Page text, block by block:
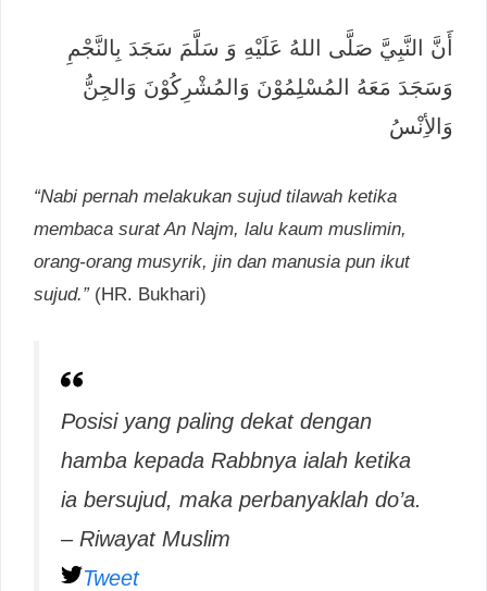
أَنَّ النَّبِيَّ صَلَّى اللهُ عَلَيْهِ وَ سَلَّمَ سَجَدَ بِالنَّجْمِ
وَسَجَدَ مَعَهُ المُسْلِمُوْنَ وَالمُشْرِكُوْنَ وَالجِنُّ
وَالأِنْسُ
“Nabi pernah melakukan sujud tilawah ketika
membaca surat An Najm, lalu kaum muslimin,
orang-orang musyrik, jin dan manusia pun ikut
sujud.”(HR. Bukhari)
Posisi yang paling dekat dengan
hamba kepada Rabbnya ialah ketika
ia bersujud, maka perbanyaklah do’a.
– Riwayat Muslim
Tweet